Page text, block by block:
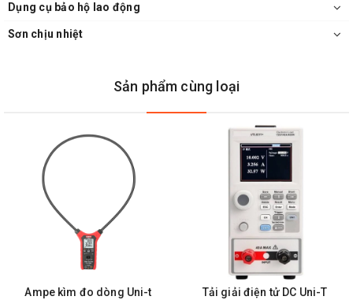
Dụng cụ bảo hộ lao động
Sơn chịu nhiệt
Sản phẩm cùng loại
Ampe kìm đo dòng Uni-t
Tải giải điện tử DC Uni-T